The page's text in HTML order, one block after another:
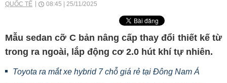
QUỐC TẾ 08:45 | 25/11/2025
Mẫu sedan cỡ C bản nâng cấp thay đổi thiết kế từ
trong ra ngoài, lắp động cơ 2.0 hút khí tự nhiên.
Toyota ra mắt xe hybrid 7 chỗ giá rẻ tại Đông Nam Á